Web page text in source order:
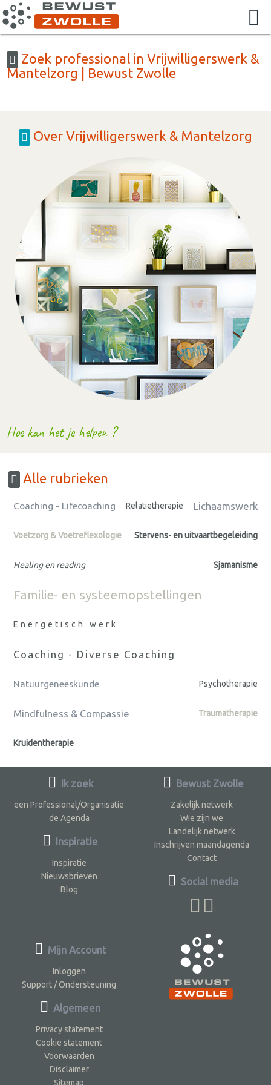
Zoek professional in Vrijwilligerswerk &
Mantelzorg | Bewust Zwolle
Over Vrijwilligerswerk & Mantelzorg
Hoe kan het je helpen ?
Alle rubrieken
Coaching - Lifecoaching Relatietherapie Lichaamswerk
Voetzorg & Voetreflexologie Stervens- en uitvaartbegeleiding
Healing en reading Sjamanisme
Familie- en systeemopstellingen
Energetisch werk
Coaching - Diverse Coaching
Natuurgeneeskunde Psychotherapie
Mindfulness & Compassie Traumatherapie
Kruidentherapie
Ik zoek
een Professional/Organisatie
de Agenda
Inspiratie
Inspiratie
Nieuwsbrieven
Blog
Bewust Zwolle
Zakelijk netwerk
Wie zijn we
Landelijk netwerk
Inschrijven maandagenda
Contact
Social media
Mijn Account
Inloggen
Support / Ondersteuning
Algemeen
Privacy statement
Cookie statement
Voorwaarden
Disclaimer
Sitemap